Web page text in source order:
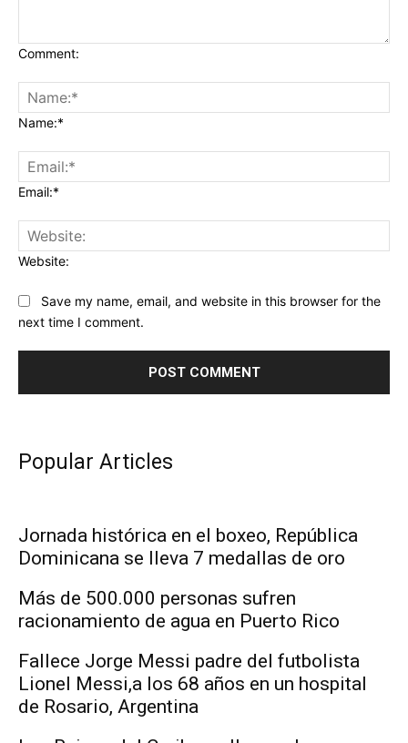
Comment:
Name:*
Email:*
Website:
Save my name, email, and website in this browser for the
next time I comment.
Popular Articles
Jornada histórica en el boxeo, República
Dominicana se lleva 7 medallas de oro
Más de 500.000 personas sufren
racionamiento de agua en Puerto Rico
Fallece Jorge Messi padre del futbolista
Lionel Messi,a los 68 años en un hospital
de Rosario, Argentina